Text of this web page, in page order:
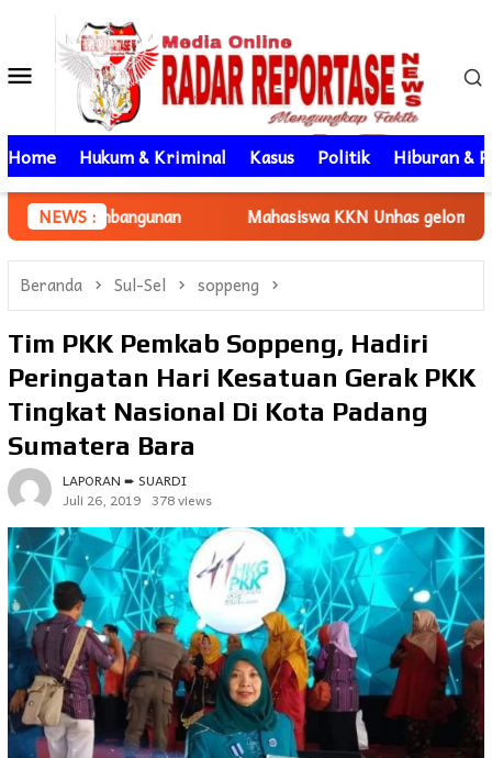
kontenMenu
Mobile
Home Hukum & Kriminal Kasus Politik Hiburan &
NEWS : Mahasiswa KKN Unhas gelombang 116 Dampingi
Beranda Sul-Sel soppeng
Tim PKK Pemkab Soppeng, Hadiri
Peringatan Hari Kesatuan Gerak PKK
Tingkat Nasional Di Kota Padang
Sumatera Bara
LAPORAN ➨ SUARDI
Juli 26, 2019 378 views